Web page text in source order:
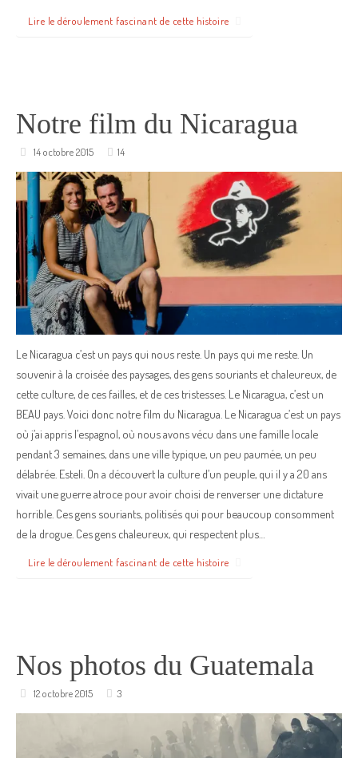
Lire le déroulement fascinant de cette histoire
Notre film du Nicaragua
14 octobre 2015 14
Le Nicaragua c’est un pays qui nous reste. Un pays qui me reste. Un
souvenir à la croisée des paysages, des gens souriants et chaleureux, de
cette culture, de ces failles, et de ces tristesses. Le Nicaragua, c’est un
BEAU pays. Voici donc notre film du Nicaragua. Le Nicaragua c’est un pays
où j’ai appris l’espagnol, où nous avons vécu dans une famille locale
pendant 3 semaines, dans une ville typique, un peu paumée, un peu
délabrée. Esteli. On a découvert la culture d’un peuple, qui il y a 20 ans
vivait une guerre atroce pour avoir choisi de renverser une dictature
horrible. Ces gens souriants, politisés qui pour beaucoup consomment
de la drogue. Ces gens chaleureux, qui respectent plus…
Lire le déroulement fascinant de cette histoire
Nos photos du Guatemala
12 octobre 2015 3